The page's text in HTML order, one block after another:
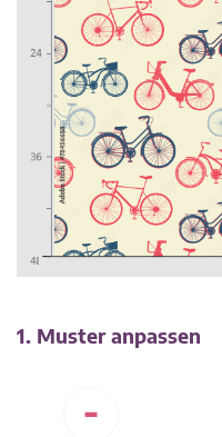
1. Muster anpassen
-